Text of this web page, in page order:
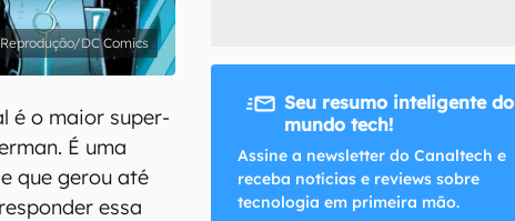
Reprodução/DC Comics
é o maior super-
É uma
que gerou até
essa
Seu resumo inteligente do
mundo tech!
Assine a newsletter do Canaltech e
receba notícias e reviews sobre
tecnologia em primeira mão.